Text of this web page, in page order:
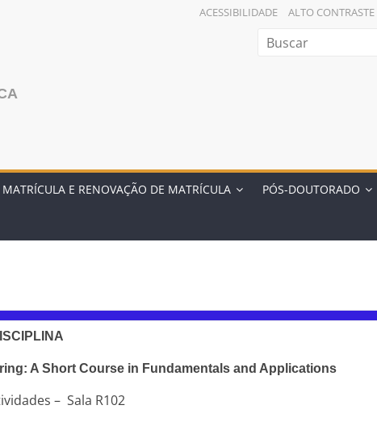
ACESSIBILIDADE ALTO CONTRASTE
MATRÍCULA E RENOVAÇÃO DE MATRÍCULA PÓS-DOUTORADO
A Short Course in Fundamentals and Applications
– Sala R102